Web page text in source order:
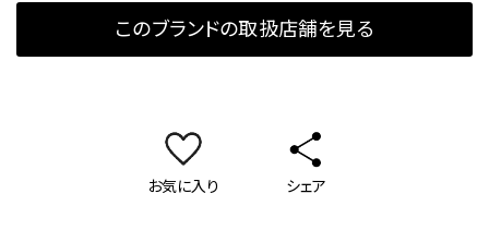
このブランドの取扱店舗を見る
お気に入り シェア